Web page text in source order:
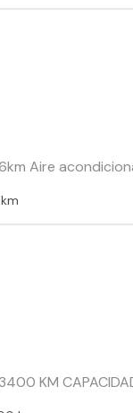
Aire
KM